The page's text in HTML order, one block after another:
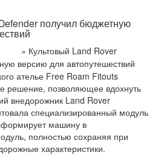
получил бюджетную
» Культовый Land Rover
версию для автопутешествий
ателье Free Roam Fitouts
решение, позволяющее вдохнуть
внедорожник Land Rover
специализированный модуль
машину в
полностью сохраняя при
характеристики.